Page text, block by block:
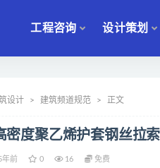
工程咨询 设计策划
设计 建筑频道规范 正文
度聚乙烯护套钢丝拉索
年前 0 16 免费